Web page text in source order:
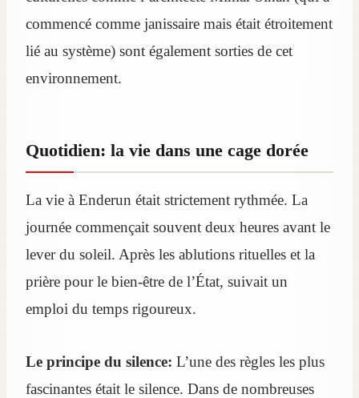
commencé comme janissaire mais était étroitement
lié au système) sont également sorties de cet
environnement.
Quotidien: la vie dans une cage dorée
La vie à Enderun était strictement rythmée. La
journée commençait souvent deux heures avant le
lever du soleil. Après les ablutions rituelles et la
prière pour le bien-être de l’État, suivait un
emploi du temps rigoureux.
Le principe du silence: L’une des règles les plus
fascinantes était le silence. Dans de nombreuses